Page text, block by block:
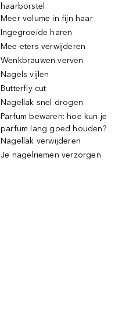
haarborstel
Meer volume in fijn haar
Ingegroeide haren
Mee-eters verwijderen
Wenkbrauwen verven
Nagels vijlen
Butterfly cut
Nagellak snel drogen
Parfum bewaren: hoe kun je
parfum lang goed houden?
Nagellak verwijderen
Je nagelriemen verzorgen